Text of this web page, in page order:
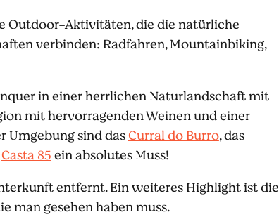
Outdoor-Aktivitäten, die die natürliche
verbinden: Radfahren, Mountainbiking,
in einer herrlichen Naturlandschaft mit
mit hervorragenden Weinen und einer
Umgebung sind dasCurral do Burro, das
Casta 85ein absolutes Muss!
entfernt. Ein weiteres Highlight ist die
man gesehen haben muss.